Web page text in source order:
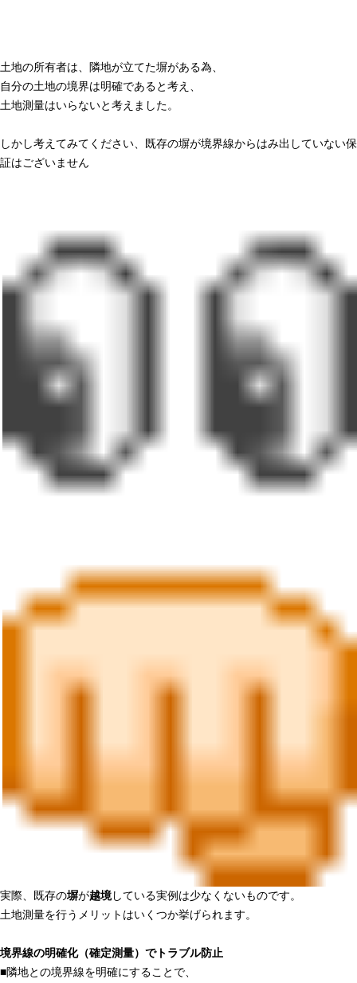
土地の所有者は、隣地が立てた塀がある為、
自分の土地の境界は明確であると考え、
土地測量はいらないと考えました。
しかし考えてみてください、既存の塀が境界線からはみ出していない保
証はございません
実際、既存の塀が越境している実例は少なくないものです。
土地測量を行うメリットはいくつか挙げられます。
境界線の明確化（確定測量）でトラブル防止
■隣地との境界線を明確にすることで、